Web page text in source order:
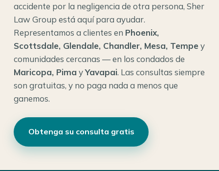
accidente por la negligencia de otra persona, Sher
Law Group está aquí para ayudar.
Representamos a clientes en Phoenix,
Scottsdale, Glendale, Chandler, Mesa, Tempe y
comunidades cercanas — en los condados de
Maricopa, Pima yYavapai. Las consultas siempre
son gratuitas, y no paga nada a menos que
ganemos.
Obtenga su consulta gratis